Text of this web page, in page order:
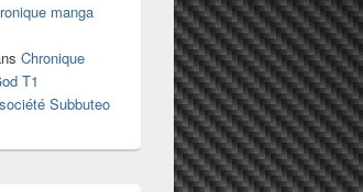
manga
Chronique
T1
Subbuteo